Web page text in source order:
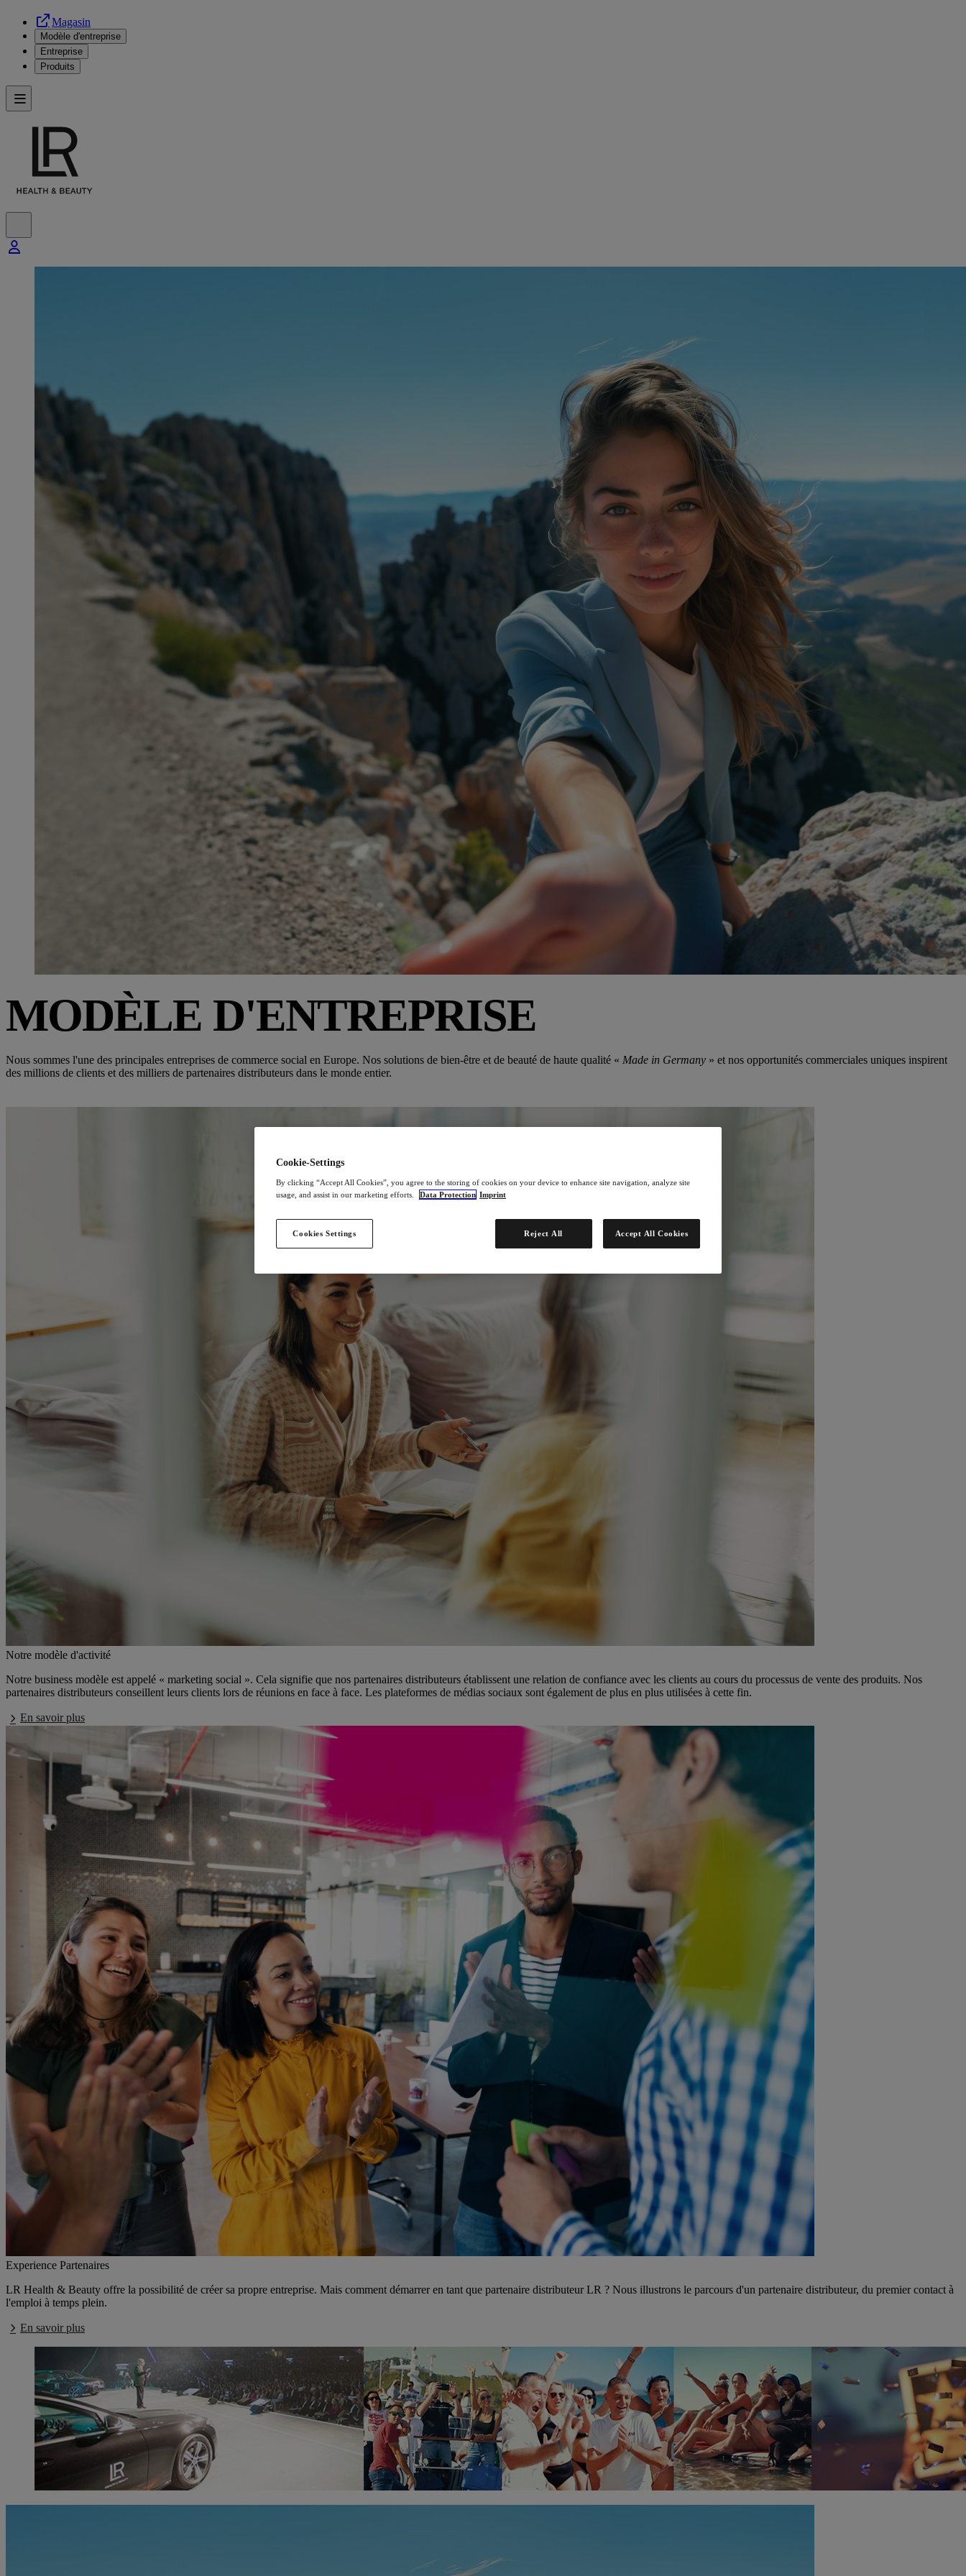
Magasin
Modèle d'entreprise
Entreprise
Produits
MODÈLE D'ENTREPRISE
Nous sommes l'une des principales entreprises de commerce social en Europe. Nos solutions de bien-être et de beauté de haute qualité « Made in Germany » et nos opportunités commerciales uniques inspirent
des millions de clients et des milliers de partenaires distributeurs dans le monde entier.
Notre modèle d'activité
Notre business modèle est appelé « marketing social ». Cela signifie que nos partenaires distributeurs établissent une relation de confiance avec les clients au cours du processus de vente des produits. Nos
partenaires distributeurs conseillent leurs clients lors de réunions en face à face. Les plateformes de médias sociaux sont également de plus en plus utilisées à cette fin.
En savoir plus
Experience Partenaires
LR Health & Beauty offre la possibilité de créer sa propre entreprise. Mais comment démarrer en tant que partenaire distributeur LR ? Nous illustrons le parcours d'un partenaire distributeur, du premier contact à
l'emploi à temps plein.
En savoir plus
Cookie-Settings
By clicking “Accept All Cookies”, you agree to the storing of cookies on your device to enhance site navigation, analyze site
usage, and assist in our marketing efforts.
Data Protection Imprint
Cookies Settings Reject All Accept All Cookies